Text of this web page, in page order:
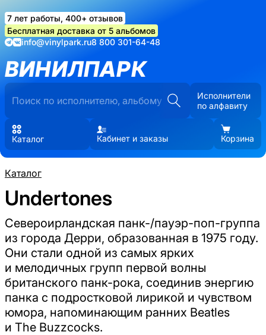
7 лет работы, 400+ отзывов
Бесплатная доставка от 5 альбомов
info@vinylpark.ru8 800 301-64-48
ВИНИЛПАРК
Исполнители
по алфавиту
Каталог Кабинет и заказы Корзина
Каталог
Undertones
Североирландская панк-/пауэр-поп-группа
из города Дерри, образованная в 1975 году.
Они стали одной из самых ярких
и мелодичных групп первой волны
британского панк-рока, соединив энергию
панка с подростковой лирикой и чувством
юмора, напоминающим ранних Beatles
и The Buzzcocks.